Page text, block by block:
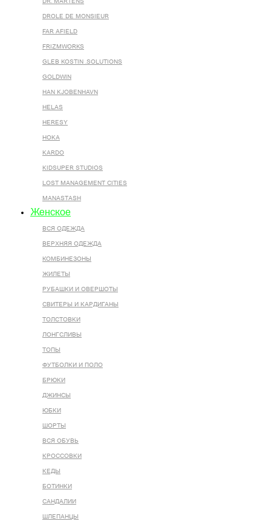
DROLE DE MONSIEUR
FAR AFIELD
FRIZMWORKS
GLEB KOSTIN .SOLUTIONS
GOLDWIN
HAN KJOBENHAVN
HELAS
HERESY
HOKA
KARDO
KIDSUPER STUDIOS
LOST MANAGEMENT CITIES
MANASTASH
Женское
ВСЯ ОДЕЖДА
ВЕРХНЯЯ ОДЕЖДА
КОМБИНЕЗОНЫ
ЖИЛЕТЫ
РУБАШКИ И ОВЕРШОТЫ
СВИТЕРЫ И КАРДИГАНЫ
ТОЛСТОВКИ
ЛОНГСЛИВЫ
ТОПЫ
ФУТБОЛКИ И ПОЛО
БРЮКИ
ДЖИНСЫ
ЮБКИ
ШОРТЫ
ВСЯ ОБУВЬ
КРОССОВКИ
КЕДЫ
БОТИНКИ
САНДАЛИИ
ШЛЕПАНЦЫ